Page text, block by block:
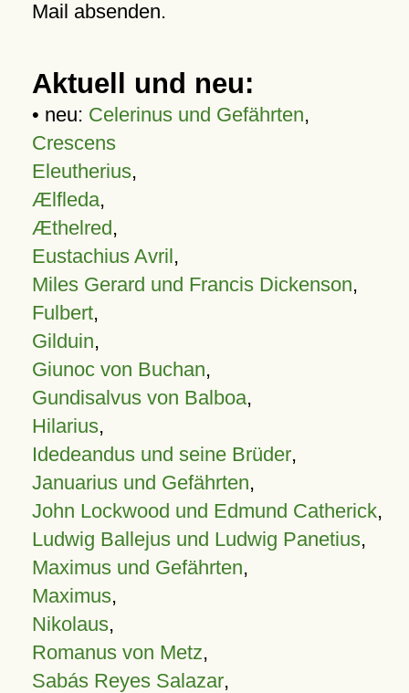
Mail absenden.
Aktuell und neu:
• neu: Celerinus und Gefährten,
Crescens
Eleutherius,
Ælfleda,
Æthelred,
Eustachius Avril,
Miles Gerard und Francis Dickenson,
Fulbert,
Gilduin,
Giunoc von Buchan,
Gundisalvus von Balboa,
Hilarius,
Idedeandus und seine Brüder,
Januarius und Gefährten,
John Lockwood und Edmund Catherick,
Ludwig Ballejus und Ludwig Panetius,
Maximus und Gefährten,
Maximus,
Nikolaus,
Romanus von Metz,
Sabás Reyes Salazar,